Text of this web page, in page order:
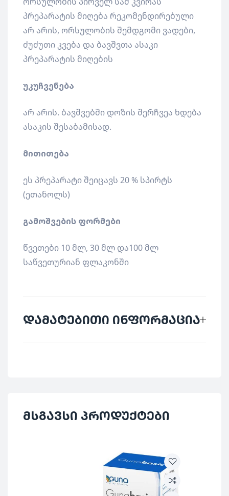
პრეპარატის მიღება რეკომენდირებული
არ არის, ორსულობის შემდგომი ვადები,
ძუძუთი კვება და ბავშვთა ასაკი
პრეპარატის მიღების
უკუჩვენება
არ არის. ბავშვებში დოზის შერჩვეა ხდება
ასაკის შესაბამისად.
მითითება
ეს პრეპარატი შეიცავს 20 % სპირტს
(ეთანოლს)
გამოშვების ფორმები
წვეთები 10 მლ, 30 მლ და100 მლ
საწვეთურიან ფლაკონში
დამატებითი ინფორმაცია
კატეგორია
პრეპარატები
მსგავსი პროდუქტები